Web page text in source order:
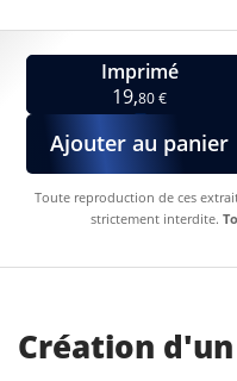
Imprimé
19,80 €
Ajouter au panier
Toute reproduction de ces
strictement interdite.
Création